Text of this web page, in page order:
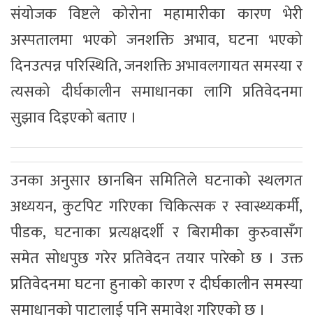
संयोजक विष्टले कोरोना महामारीका कारण भेरी
अस्पतालमा भएको जनशक्ति अभाव, घटना भएको
दिनउत्पन्न परिस्थिति, जनशक्ति अभावलगायत समस्या र
त्यसको दीर्घकालीन समाधानका लागि प्रतिवेदनमा
सुझाव दिइएको बताए ।
उनका अनुसार छानबिन समितिले घटनाको स्थलगत
अध्ययन, कुटपिट गरिएका चिकित्सक र स्वास्थ्यकर्मी,
पीडक, घटनाका प्रत्यक्षदर्शी र बिरामीका कुरुवासँग
समेत सोधपुछ गरेर प्रतिवेदन तयार पारेको छ । उक्त
प्रतिवेदनमा घटना हुनाको कारण र दीर्घकालीन समस्या
समाधानको पाटालाई पनि समावेश गरिएको छ ।